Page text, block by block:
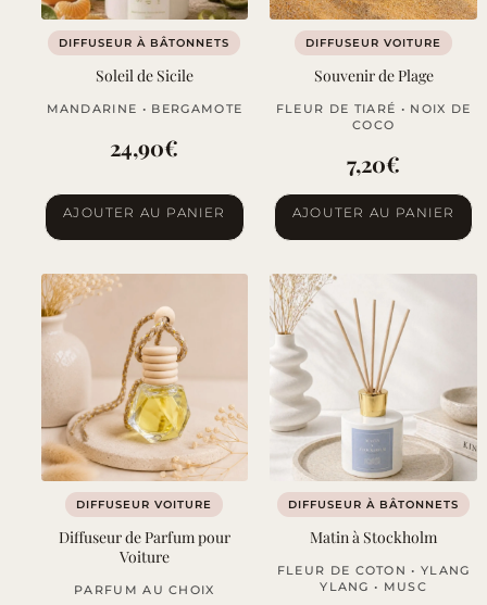
DIFFUSEUR À BÂTONNETS
Soleil de Sicile
MANDARINE • BERGAMOTE
24,90€
AJOUTER AU PANIER
DIFFUSEUR VOITURE
Souvenir de Plage
FLEUR DE TIARÉ • NOIX DE
COCO
7,20€
AJOUTER AU PANIER
DIFFUSEUR VOITURE
Diffuseur de Parfum pour
Voiture
PARFUM AU CHOIX
DIFFUSEUR À BÂTONNETS
Matin à Stockholm
FLEUR DE COTON • YLANG
YLANG • MUSC